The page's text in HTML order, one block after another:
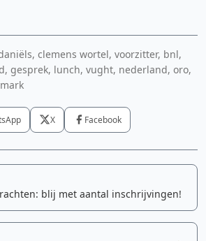
clemens wortel, voorzitter, bnl,
gesprek, lunch, vught, nederland, oro,
X Facebook
blij met aantal inschrijvingen!